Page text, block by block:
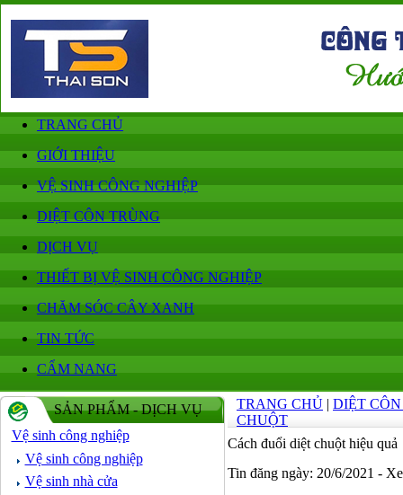
TRANG CHỦ
GIỚI THIỆU
VỆ SINH CÔNG NGHIỆP
DIỆT CÔN TRÙNG
DỊCH VỤ
THIẾT BỊ VỆ SINH CÔNG NGHIỆP
CHĂM SÓC CÂY XANH
TIN TỨC
CẨM NANG
SẢN PHẨM - DỊCH VỤ
Vệ sinh công nghiệp
Vệ sinh công nghiệp
Vệ sinh nhà cửa
TRANG CHỦ | DIỆT
CHUỘT
Cách đuổi diệt chuột hiệu quả
Tin đăng ngày: 20/6/2021 -